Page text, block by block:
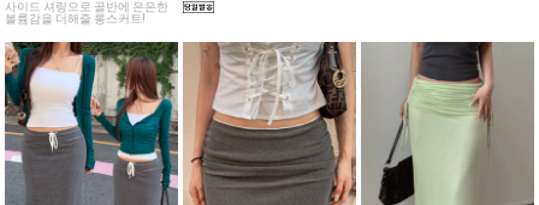
사이드 셔링으로 골반에 은은한
볼륨감을 더해줄 롱스커트!